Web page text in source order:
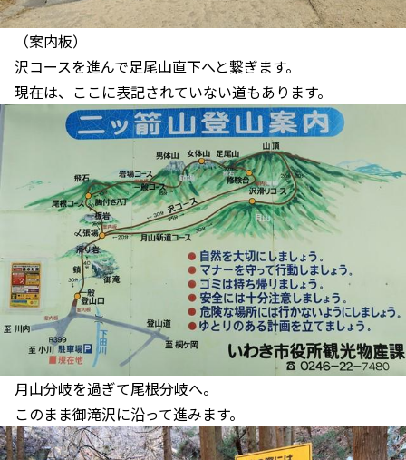
（案内板）
沢コースを進んで足尾山直下へと繋ぎます。
現在は、ここに表記されていない道もあります。
月山分岐を過ぎて尾根分岐へ。
このまま御滝沢に沿って進みます。